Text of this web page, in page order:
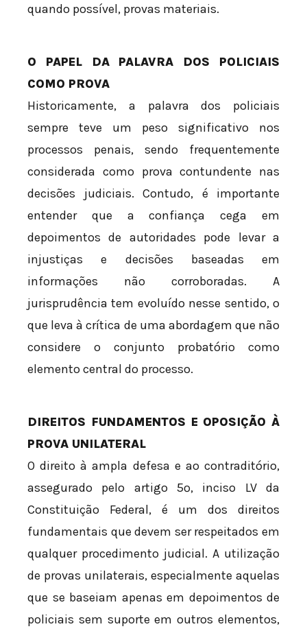
quando possível, provas materiais.
O PAPEL DA PALAVRA DOS POLICIAIS
COMO PROVA
Historicamente, a palavra dos policiais
sempre teve um peso significativo nos
processos penais, sendo frequentemente
considerada como prova contundente nas
decisões judiciais. Contudo, é importante
entender que a confiança cega em
depoimentos de autoridades pode levar a
injustiças e decisões baseadas em
informações não corroboradas. A
jurisprudência tem evoluído nesse sentido, o
que leva à crítica de uma abordagem que não
considere o conjunto probatório como
elemento central do processo.
DIREITOS FUNDAMENTOS E OPOSIÇÃO À
PROVA UNILATERAL
O direito à ampla defesa e ao contraditório,
assegurado pelo artigo 5º, inciso LV da
Constituição Federal, é um dos direitos
fundamentais que devem ser respeitados em
qualquer procedimento judicial. A utilização
de provas unilaterais, especialmente aquelas
que se baseiam apenas em depoimentos de
policiais sem suporte em outros elementos,